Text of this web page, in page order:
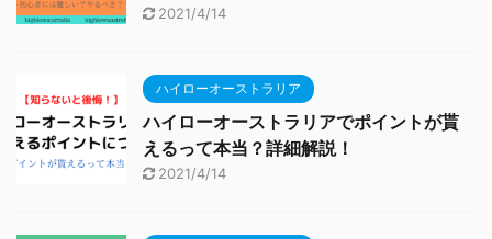
2021/4/14
ハイローオーストラリア
ハイローオーストラリアでポイントが貰
えるって本当？詳細解説！
2021/4/14